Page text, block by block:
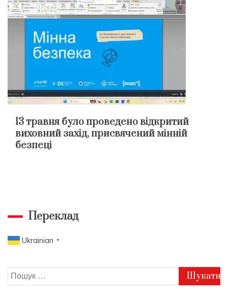
13 травня було проведено відкритий
виховний захід, присвячений мінній
безпеці
Переклад
Ukrainian ▼
Пошук: